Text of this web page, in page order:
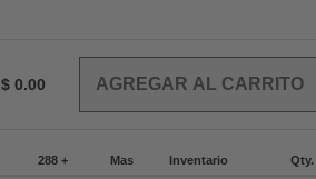
$ 0.00
288 + Mas Inventario Qty.